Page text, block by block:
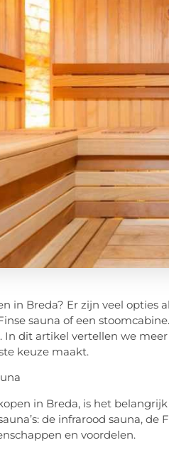
in Breda? Er zijn veel opties
sauna of een
In dit artikel vertellen we
keuze maakt.
in Breda, is het
de infrarood sauna,
en voordelen.